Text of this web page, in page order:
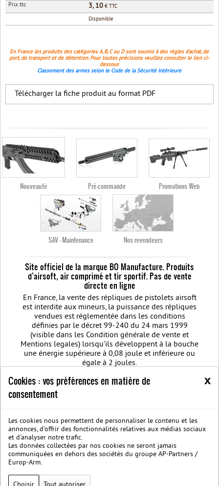
Prix ttc 3, 10 € TTC
Disponible
En France les produits des catégories A, B, C ou D sont soumis à des règles d'achat, de
port, de transport et de détention. Pour toutes précisions veuillez consulter le lien ci-
dessous
Classement des armes selon le Code de la Sécurité Intérieure
Télécharger la fiche produit au format PDF
Nouveauté Pré-commande Promotions Web
SAV - Maintenance Nos revendeurs
Site officiel de la marque BO Manufacture. Produits
d’airsoft, air comprimé et tir sportif. Pas de vente
directe en ligne
En France, la vente des répliques de pistolets airsoft
est interdite aux mineurs, la puissance des répliques
vendues est réglementée dans les conditions
définies par le décret 99-240 du 24 mars 1999
(visible dans les Condition générale de vente et
Mentions legales) lorsqu’ils développent à la bouche
une énergie supérieure à 0,08 joule et inférieure ou
égale à 2 joules.
weapon - Comment choisir sa réplique airsoft quand vous débutez ?
Meilleure réplique Airsoft : Retrouver les dernières nouveautés d'arme
GBB
BO Manufacture - Retrouvez notre série limitée airsoft avec des
modèles uniques
Nous rejoindre sur Facebook
Mentions legales
Protection des données privées
BOmanufacture.com est un site proposant des repliques et des accessoires
Cookies : vos préférences en matière de
consentement
x
Les cookies nous permettent de personnaliser le contenu et les
annonces, d'offrir des fonctionnalités relatives aux médias sociaux
et d'analyser notre trafic.
Les données collectées par nos cookies ne seront jamais
communiquées en dehors des sociétés du groupe AP-Partners /
Europ-Arm.